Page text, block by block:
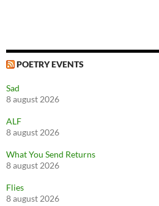
POETRY EVENTS
Sad
8 august 2026
ALF
8 august 2026
What You Send Returns
8 august 2026
Flies
8 august 2026